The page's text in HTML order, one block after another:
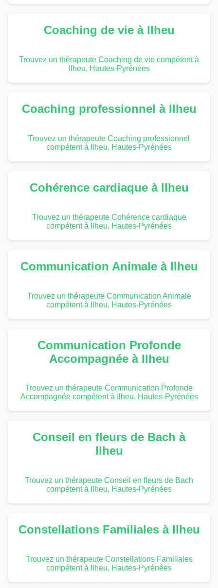
Coaching de vie à Ilheu
Trouvez un thérapeute Coaching de vie compétent à
Ilheu, Hautes-Pyrénées
Coaching professionnel à Ilheu
Trouvez un thérapeute Coaching professionnel
compétent à Ilheu, Hautes-Pyrénées
Cohérence cardiaque à Ilheu
Trouvez un thérapeute Cohérence cardiaque
compétent à Ilheu, Hautes-Pyrénées
Communication Animale à Ilheu
Trouvez un thérapeute Communication Animale
compétent à Ilheu, Hautes-Pyrénées
Communication Profonde
Accompagnée à Ilheu
Trouvez un thérapeute Communication Profonde
Accompagnée compétent à Ilheu, Hautes-Pyrénées
Conseil en fleurs de Bach à
Ilheu
Trouvez un thérapeute Conseil en fleurs de Bach
compétent à Ilheu, Hautes-Pyrénées
Constellations Familiales à Ilheu
Trouvez un thérapeute Constellations Familiales
compétent à Ilheu, Hautes-Pyrénées